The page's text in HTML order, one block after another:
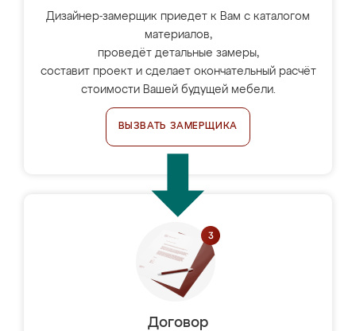
Дизайнер-замерщик приедет к Вам с каталогом
материалов,
проведёт детальные замеры,
составит проект и сделает окончательный расчёт
стоимости Вашей будущей мебели.
ВЫЗВАТЬ ЗАМЕРЩИКА
Договор